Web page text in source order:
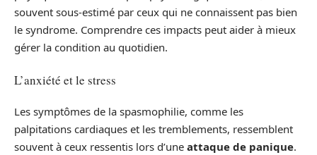
souvent sous-estimé par ceux qui ne connaissent pas bien
le syndrome. Comprendre ces impacts peut aider à mieux
gérer la condition au quotidien.
L’anxiété et le stress
Les symptômes de la spasmophilie, comme les
palpitations cardiaques et les tremblements, ressemblent
souvent à ceux ressentis lors d’une attaque de panique.